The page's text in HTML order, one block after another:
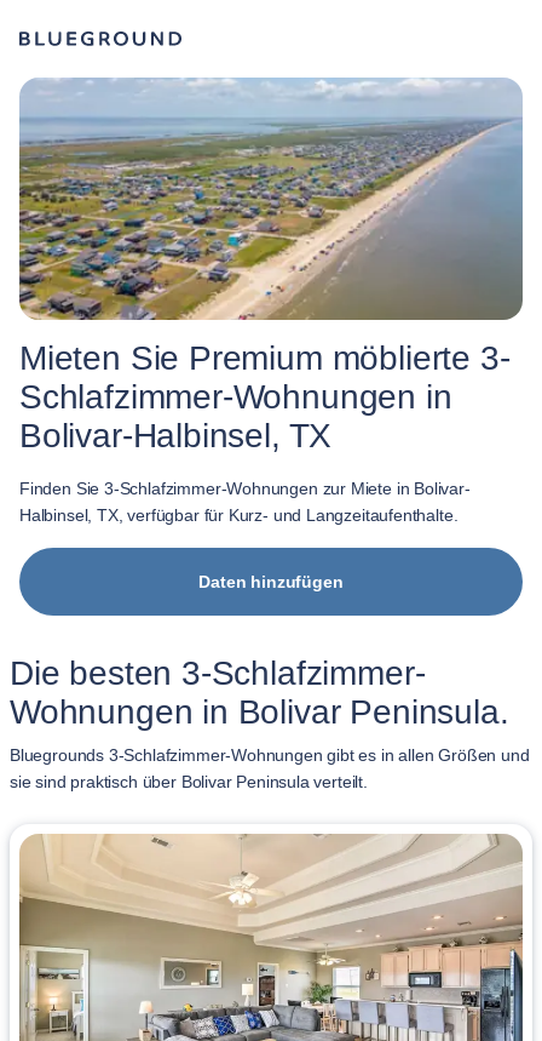
Mieten Sie Premium möblierte 3-
Schlafzimmer-Wohnungen in
Bolivar-Halbinsel, TX
Finden Sie 3-Schlafzimmer-Wohnungen zur Miete in Bolivar-
Halbinsel, TX, verfügbar für Kurz- und Langzeitaufenthalte.
Daten hinzufügen
Die besten 3-Schlafzimmer-
Wohnungen in Bolivar Peninsula.
Bluegrounds 3-Schlafzimmer-Wohnungen gibt es in allen Größen und
sie sind praktisch über Bolivar Peninsula verteilt.